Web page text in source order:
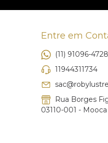
Entre em
(11) 91096-4728
11944311734
Rua Borges
03110-001 -